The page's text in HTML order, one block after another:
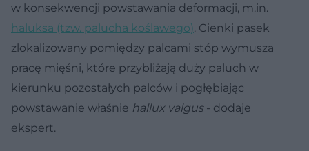
w konsekwencji powstawania deformacji, m.in.
haluksa (tzw. palucha koślawego). Cienki pasek
zlokalizowany pomiędzy palcami stóp wymusza
pracę mięśni, które przybliżają duży paluch w
kierunku pozostałych palców i pogłębiając
powstawanie właśnie hallux valgus- dodaje
ekspert.